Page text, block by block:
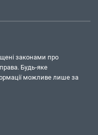
законами про
Будь-яке
можливе лише за